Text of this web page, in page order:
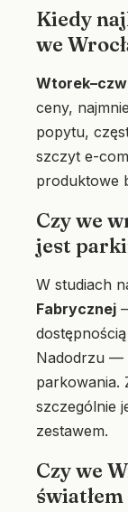
Kiedy
we
ceny,
popytu,
szczyt e-
produktowe
Czy we
jest
W studiach
Fabrycznej
Nadodrzu —
parkowania.
szczególnie
zestawem.
Czy we